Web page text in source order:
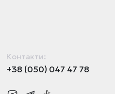
Контакти:
+38 (050) 047 47 78